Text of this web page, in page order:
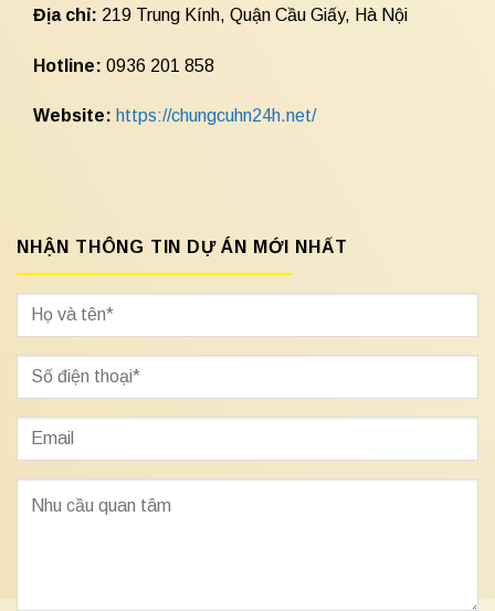
Địa chỉ: 219 Trung Kính, Quận Cầu Giấy, Hà Nội
Hotline: 0936 201 858
Website: https://chungcuhn24h.net/
NHẬN THÔNG TIN DỰ ÁN MỚI NHẤT